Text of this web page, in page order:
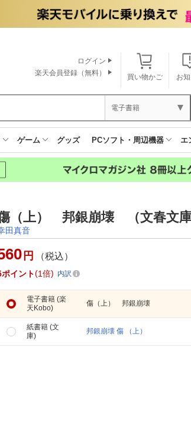
買い物かご お
ログイン
楽天会員登録（無料）
電子書籍
ゲーム グッズ PCソフト・周辺機器 エ
（上） 邦銀崩壊 （文春文
田真音
円 （税込）
ポイント 1倍 内訳
電子書籍 (楽
天Kobo)
傷（上） 邦銀崩壊
紙書籍 (文
庫)
邦銀崩壊 傷 （上）